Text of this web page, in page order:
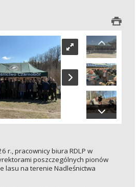
r., pracownicy biura RDLP w
poszczególnych pionów
lasu na terenie Nadleśnictwa